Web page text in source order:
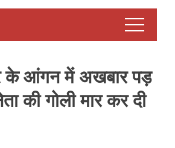
के आंगन में अखबार पड़
की गोली मार कर दी